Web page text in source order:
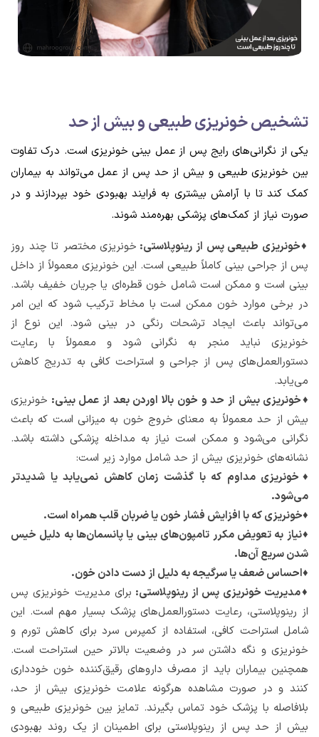
تشخیص خونریزی طبیعی و بیش از حد
یکی از نگرانی‌های رایج پس از عمل بینی خونریزی است. درک تفاوت
بین خونریزی طبیعی و بیش از حد پس از عمل می‌تواند به بیماران
کمک کند تا با آرامش بیشتری به فرایند بهبودی خود بپردازند و در
صورت نیاز از کمک‌های پزشکی بهره‌مند شوند.
♦خونریزی طبیعی پس از رینوپلاستی: خونریزی مختصر تا چند روز
پس از جراحی بینی کاملاً طبیعی است. این خونریزی معمولاً از داخل
بینی است و ممکن است شامل خون قطره‌ای یا جریان خفیف باشد.
در برخی موارد خون ممکن است با مخاط ترکیب شود که این امر
می‌تواند باعث ایجاد ترشحات رنگی در بینی شود. این نوع از
خونریزی نباید منجر به نگرانی شود و معمولاً با رعایت
دستورالعمل‌های پس از جراحی و استراحت کافی به تدریج کاهش
می‌یابد.
♦خونریزی بیش از حد و خون بالا اوردن بعد از عمل بینی: خونریزی
بیش از حد معمولاً به معنای خروج خون به میزانی است که باعث
نگرانی می‌شود و ممکن است نیاز به مداخله پزشکی داشته باشد.
نشانه‌های خونریزی بیش از حد شامل موارد زیر است:
♦خونریزی مداوم که با گذشت زمان کاهش نمی‌یابد یا شدیدتر
می‌شود.
♦خونریزی که با افزایش فشار خون یا ضربان قلب همراه است.
♦نیاز به تعویض مکرر تامپون‌های بینی یا پانسمان‌ها به دلیل خیس
شدن سریع آن‌ها.
♦احساس ضعف یا سرگیجه به دلیل از دست دادن خون.
♦مدیریت خونریزی پس از رینوپلاستی: برای مدیریت خونریزی پس
از رینوپلاستی، رعایت دستورالعمل‌های پزشک بسیار مهم است. این
شامل استراحت کافی، استفاده از کمپرس سرد برای کاهش تورم و
خونریزی و نگه داشتن سر در وضعیت بالاتر حین استراحت است.
همچنین بیماران باید از مصرف داروهای رقیق‌کننده خون خودداری
کنند و در صورت مشاهده هرگونه علامت خونریزی بیش از حد،
بلافاصله با پزشک خود تماس بگیرند. تمایز بین خونریزی طبیعی و
بیش از حد پس از رینوپلاستی برای اطمینان از یک روند بهبودی